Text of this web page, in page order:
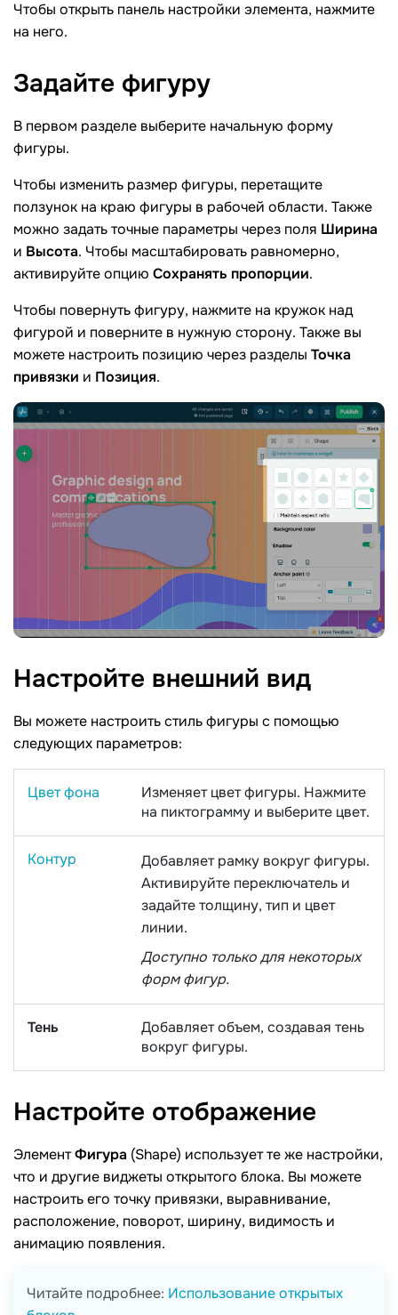
Чтобы открыть панель настройки элемента, нажмите
на него.
Задайте фигуру
В первом разделе выберите начальную форму
фигуры.
Чтобы изменить размер фигуры, перетащите
ползунок на краю фигуры в рабочей области. Также
можно задать точные параметры через поля Ширина
и Высота. Чтобы масштабировать равномерно,
активируйте опцию Сохранять пропорции.
Чтобы повернуть фигуру, нажмите на кружок над
фигурой и поверните в нужную сторону. Также вы
можете настроить позицию через разделы Точка
привязки и Позиция.
Настройте внешний вид
Вы можете настроить стиль фигуры с помощью
следующих параметров:
Цвет фона
Изменяет цвет фигуры. Нажмите
на пиктограмму и выберите цвет.
Контур
Добавляет рамку вокруг фигуры.
Активируйте переключатель и
задайте толщину, тип и цвет
линии.
Доступно только для некоторых
форм фигур.
Тень
Добавляет объем, создавая тень
вокруг фигуры.
Настройте отображение
ЭлементФигура (Shape) использует те же настройки,
что и другие виджеты открытого блока. Вы можете
настроить его точку привязки, выравнивание,
расположение, поворот, ширину, видимость и
анимацию появления.
Читайте подробнее: Использование открытых